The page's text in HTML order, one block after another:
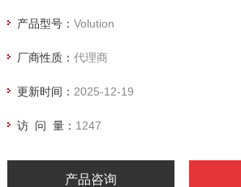
产品型号： Volution
厂商性质： 代理商
更新时间： 2025-12-19
访 问 量： 1247
产品咨询